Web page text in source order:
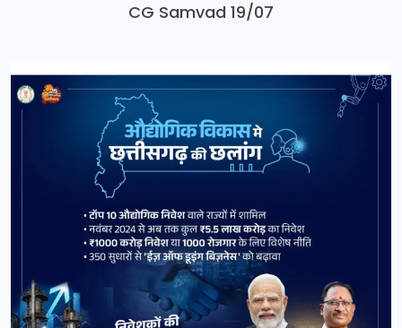
CG Samvad 19/07